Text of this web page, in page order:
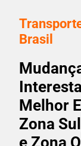
Brasil
Melhor
Zona
e Zona